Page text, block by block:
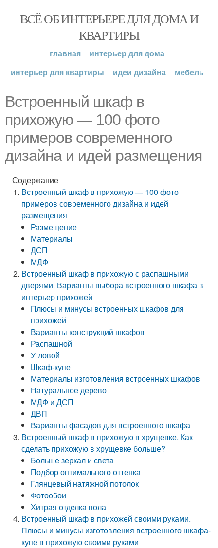
ВСЁ ОБ ИНТЕРЬЕРЕ ДЛЯ ДОМА И
КВАРТИРЫ
главная
интерьер для дома
интерьер для квартиры
идеи дизайна мебель
Встроенный шкаф в
прихожую — 100 фото
примеров современного
дизайна и идей размещения
Содержание
Встроенный шкаф в прихожую — 100 фото
примеров современного дизайна и идей
размещения
Размещение
Материалы
ДСП
МДФ
Встроенный шкаф в прихожую с распашными
дверями. Варианты выбора встроенного шкафа в
интерьер прихожей
Плюсы и минусы встроенных шкафов для
прихожей
Варианты конструкций шкафов
Распашной
Угловой
Шкаф-купе
Материалы изготовления встроенных шкафов
Натуральное дерево
МДФ и ДСП
ДВП
Варианты фасадов для встроенного шкафа
Встроенный шкаф в прихожую в хрущевке. Как
сделать прихожую в хрущевке больше?
Больше зеркал и света
Подбор оптимального оттенка
Глянцевый натяжной потолок
Фотообои
Хитрая отделка пола
Встроенный шкаф в прихожей своими руками.
Плюсы и минусы изготовления встроенного шкафа-
купе в прихожую своими руками